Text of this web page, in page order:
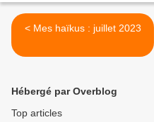
< Mes haïkus : juillet 2023
Hébergé par Overblog
Top articles